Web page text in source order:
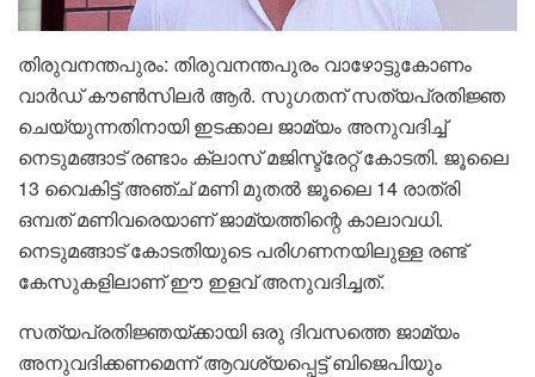
തിരുവനന്തപുരം: തിരുവനന്തപുരം വാഴോട്ടുകോണം
വാർഡ് കൗൺസിലർ ആർ. സുഗതന് സത്യപ്രതിജ്ഞ
ചെയ്യുന്നതിനായി ഇടക്കാല ജാമ്യം അനുവദിച്ച്
നെടുമങ്ങാട് രണ്ടാം ക്ലാസ് മജിസ്ട്രേറ്റ് കോടതി. ജൂലൈ
13 വൈകിട്ട് അഞ്ച് മണി മുതൽ ജൂലൈ 14 രാത്രി
ഒമ്പത് മണിവരെയാണ് ജാമ്യത്തിന്റെ കാലാവധി.
നെടുമങ്ങാട് കോടതിയുടെ പരിഗണനയിലുള്ള രണ്ട്
കേസുകളിലാണ് ഈ ഇളവ് അനുവദിച്ചത്.
സത്യപ്രതിജ്ഞയ്ക്കായി ഒരു ദിവസത്തെ ജാമ്യം
അനുവദിക്കണമെന്ന് ആവശ്യപ്പെട്ട് ബിജെപിയും